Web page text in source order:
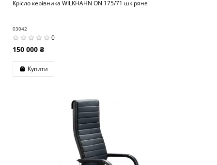
Крісло керівника WILKHAHN ON 175/71 шкіряне
03042
0
150 000 ₴
Купити